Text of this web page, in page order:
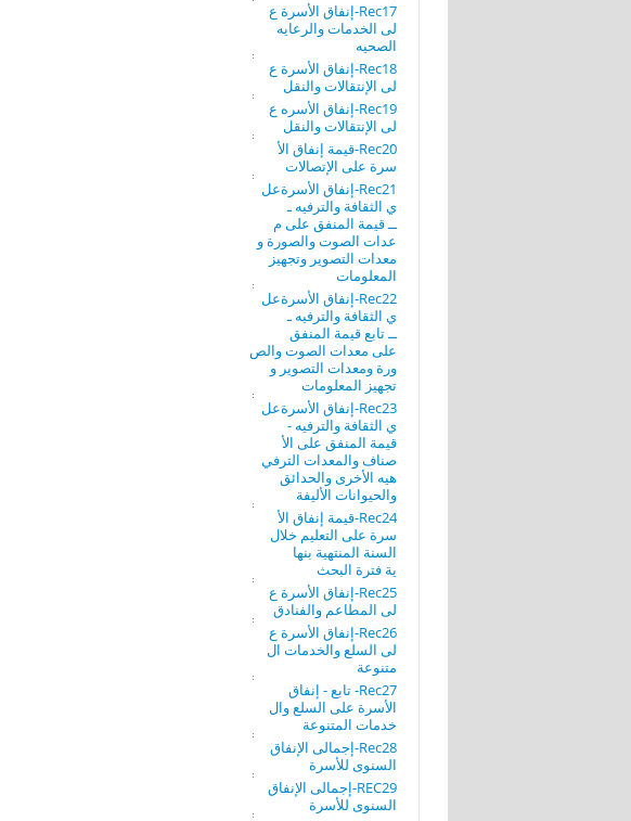
Rec17-إنفاق الأسرة ع
لى الخدمات والرعايه
الصحيه
Rec18-إنفاق الأسرة ع
لى الإنتقالات والنقل
Rec19-إنفاق الأسره ع
لى الإنتقالات والنقل
Rec20-قيمة إنفاق الأ
سرة على الإتصالات
Rec21-إنفاق الأسرةعل
ي الثقافة والترفيه ـ
ــ قيمة المنفق على م
عدات الصوت والصورة و
معدات التصوير وتجهيز
المعلومات
Rec22-إنفاق الأسرةعل
ي الثقافة والترفيه ـ
ــ تابع قيمة المنفق
على معدات الصوت والص
ورة ومعدات التصوير و
تجهيز المعلومات
Rec23-إنفاق الأسرةعل
ي الثقافة والترفيه -
قيمة المنفق على الأ
صناف والمعدات الترفي
هيه الأخرى والحدائق
والحيوانات الأليفة
Rec24-قيمة إنفاق الأ
سرة على التعليم خلال
السنة المنتهية بنها
ية فترة البحث
Rec25-إنفاق الأسرة ع
لى المطاعم والفنادق
Rec26-إنفاق الأسرة ع
لى السلع والخدمات ال
متنوعة
Rec27- تابع - إنفاق
الأسرة على السلع وال
خدمات المتنوعة
Rec28-إجمالى الإنفاق
السنوى للأسرة
REC29-إجمالى الإنفاق
السنوى للأسرة